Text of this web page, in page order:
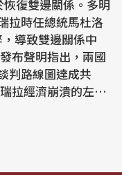
復雙邊關係。多明
拉時任總統馬杜洛
導致雙邊關係中
判路線圖達成共